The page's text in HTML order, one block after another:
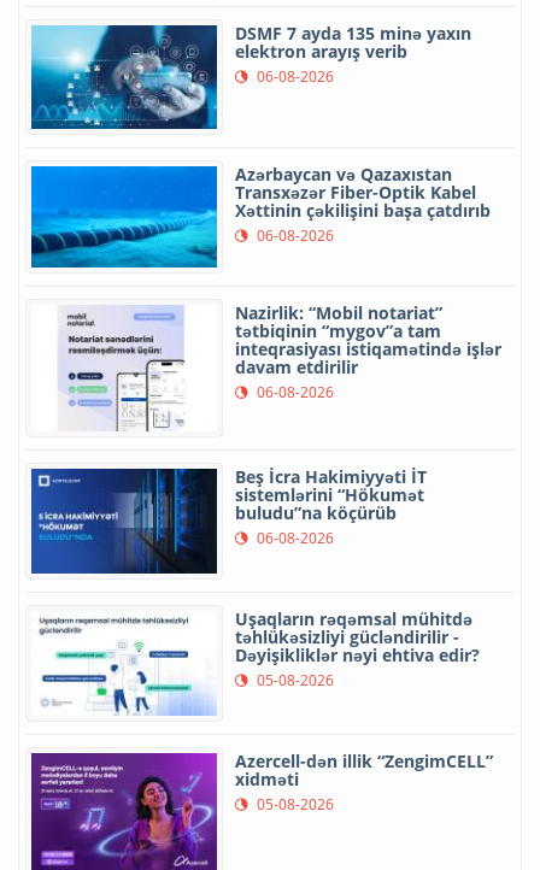
DSMF 7 ayda 135 minə yaxın
elektron arayış verib
06-08-2026
Azərbaycan və Qazaxıstan
Transxəzər Fiber-Optik Kabel
Xəttinin çəkilişini başa çatdırıb
06-08-2026
Nazirlik: “Mobil notariat”
tətbiqinin “mygov”a tam
inteqrasiyası istiqamətində işlər
davam etdirilir
06-08-2026
Beş İcra Hakimiyyəti İT
sistemlərini “Hökumət
buludu”na köçürüb
06-08-2026
Uşaqların rəqəmsal mühitdə
təhlükəsizliyi gücləndirilir -
Dəyişikliklər nəyi ehtiva edir?
05-08-2026
Azercell-dən illik “ZengimCELL”
xidməti
05-08-2026